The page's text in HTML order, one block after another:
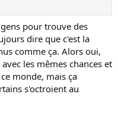
pour trouve des
dire que c'est la
comme ça. Alors oui,
les mêmes chances et
monde, mais ça
s'octroient au